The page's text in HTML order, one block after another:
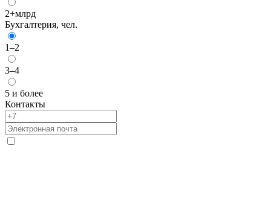
2+млрд
Бухгалтерия, чел.
1–2
3–4
5 и более
Контакты